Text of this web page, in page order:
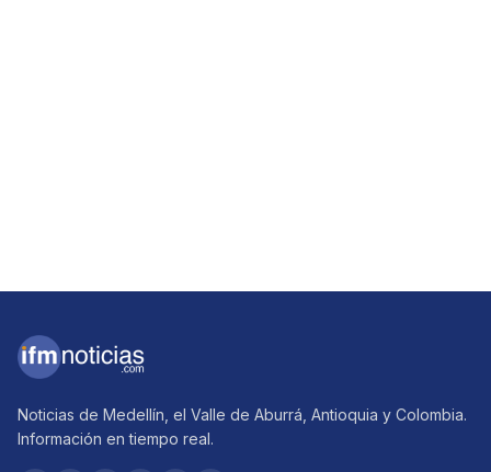
Noticias de Medellín, el Valle de Aburrá, Antioquia y Colombia.
Información en tiempo real.